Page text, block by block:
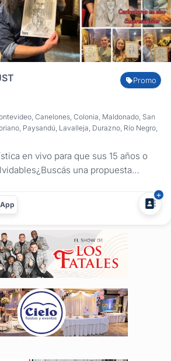
Promo
Canelones, Colonia, Maldonado, San
Paysandú, Lavalleja, Durazno, Río Negro,
en vivo para que sus 15 años o
una propuesta
el primer minuto? Soy Gust,
y docente uruguayo con más de